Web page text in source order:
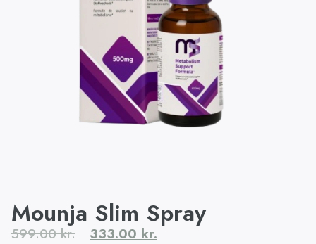
Mounja Slim Spray
599.00kr. 333.00 kr.